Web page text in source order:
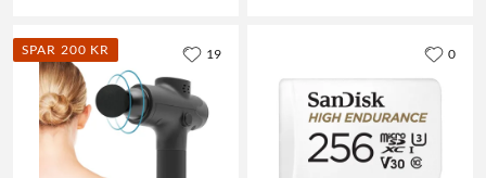
SPAR 200 KR 19 0